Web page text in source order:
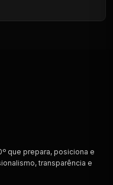
que prepara, posiciona e
transparência e